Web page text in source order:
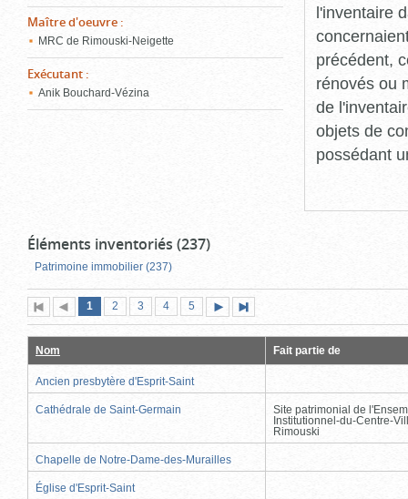
Maître d'oeuvre :
MRC de Rimouski-Neigette
Exécutant :
Anik Bouchard-Vézina
l'inventaire
précédent,
rénovés ou
de
objets de
possédant
Éléments inventoriés (237)
Patrimoine immobilier (237)
Première
page
Page
précédente
Page
1 (page
actuelle)
Page
2 Page
3 Page
4 Page
5
suivante
page
Nom Fait partie de
Ancien presbytère d'Esprit-Saint
Cathédrale de Saint-Germain
Site patrimonial de
Institutionnel-du-Centre-
Rimouski
Chapelle de Notre-Dame-des-Murailles
Église d'Esprit-Saint